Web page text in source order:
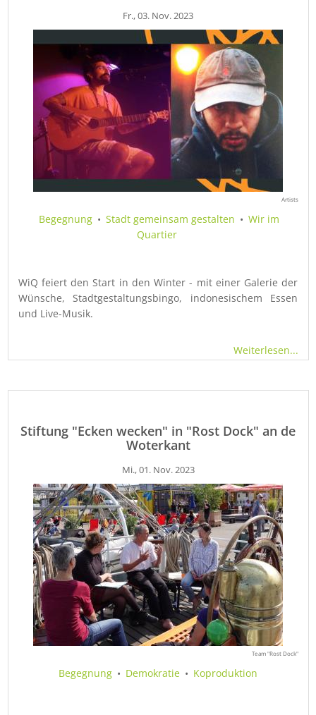
Fr., 03. Nov. 2023
Artists
Begegnung • Stadt gemeinsam gestalten • Wir im
Quartier
WiQ feiert den Start in den Winter - mit einer Galerie der
Wünsche, Stadtgestaltungsbingo, indonesischem Essen
und Live-Musik.
Weiterlesen...
Stiftung "Ecken wecken" in "Rost Dock" an de
Woterkant
Mi., 01. Nov. 2023
Team "Rost Dock"
Begegnung • Demokratie • Koproduktion